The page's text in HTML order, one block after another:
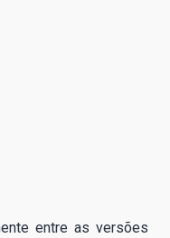
entre as versões